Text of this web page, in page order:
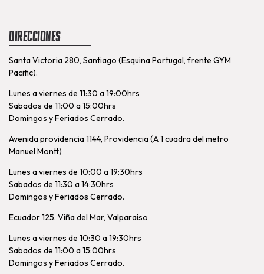
Direcciones
Santa Victoria 280, Santiago (Esquina Portugal, frente GYM
Pacific).
Lunes a viernes de 11:30 a 19:00hrs
Sabados de 11:00 a 15:00hrs
Domingos y Feriados Cerrado.
Avenida providencia 1144, Providencia (A 1 cuadra del metro
Manuel Montt)
Lunes a viernes de 10:00 a 19:30hrs
Sabados de 11:30 a 14:30hrs
Domingos y Feriados Cerrado.
Ecuador 125. Viña del Mar, Valparaíso
Lunes a viernes de 10:30 a 19:30hrs
Sabados de 11:00 a 15:00hrs
Domingos y Feriados Cerrado.